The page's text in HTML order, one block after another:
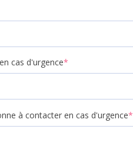
cas d'urgence*
à contacter en cas d'urgence*